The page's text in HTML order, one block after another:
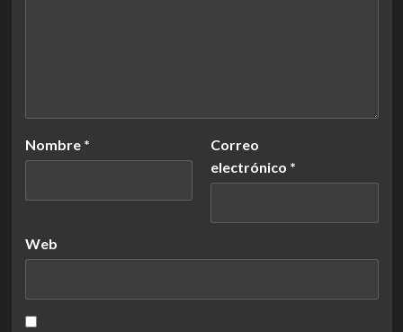
Nombre *
Correo
electrónico *
Web